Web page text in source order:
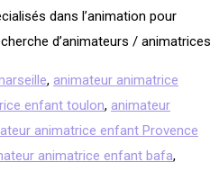
dans l’animation pour
d’animateurs / animatrices
, animateur animatrice
enfant toulon, animateur
animatrice enfant Provence
animatrice enfant bafa,